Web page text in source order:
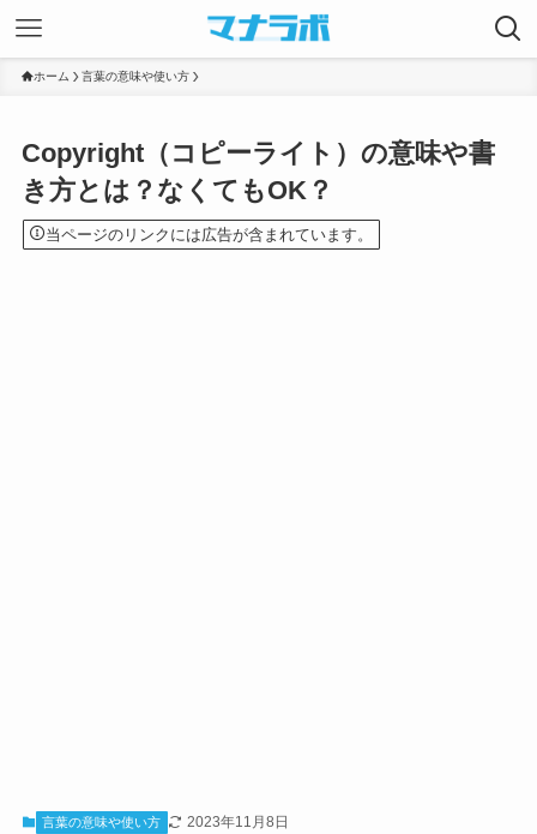
ホーム 言葉の意味や使い方
Copyright（コピーライト）の意味や書
き方とは？なくてもOK？
当ページのリンクには広告が含まれています。
言葉の意味や使い方 2023年11月8日